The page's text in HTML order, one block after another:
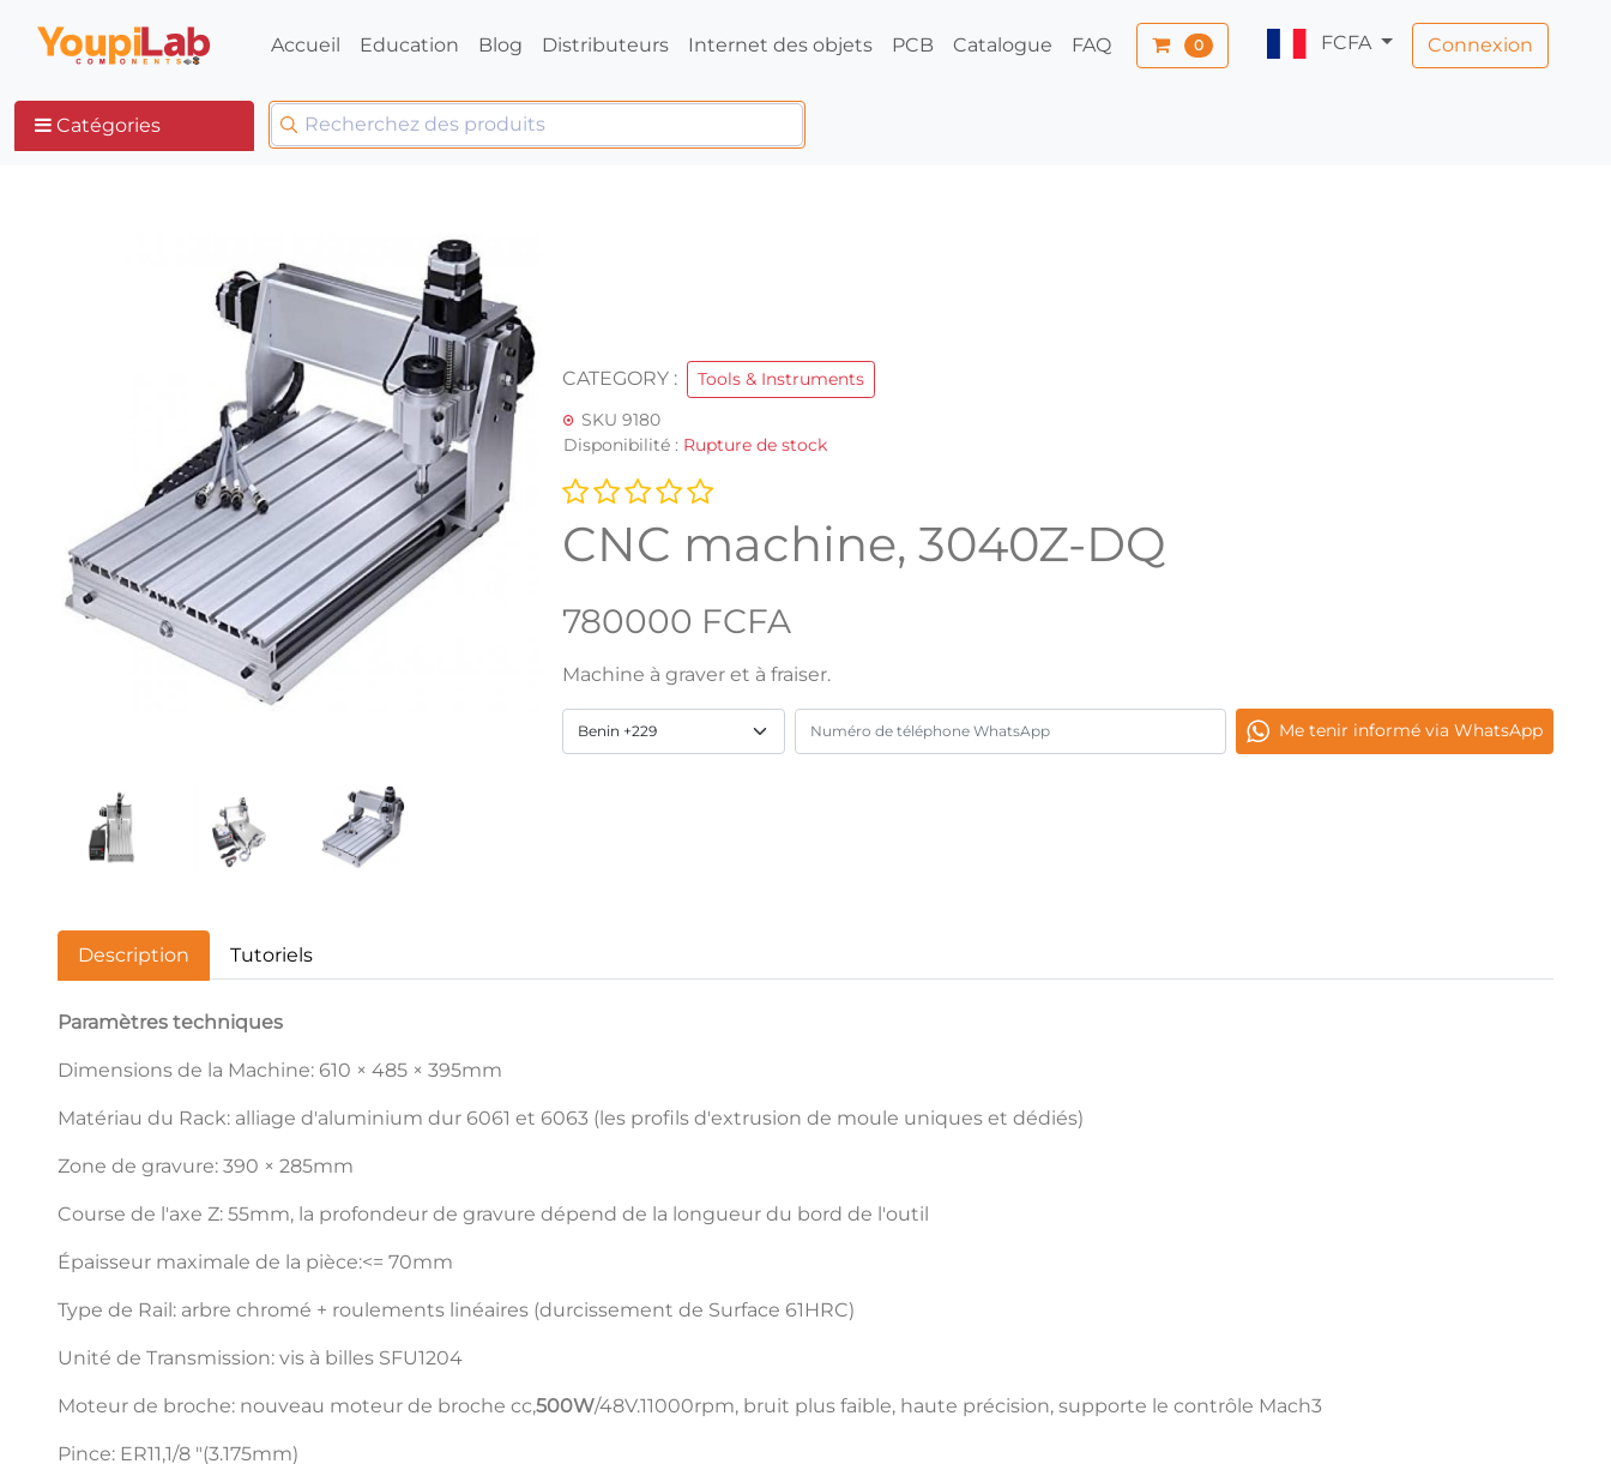
Accueil Education Blog Distributeurs Internet des objets PCB Catalogue FAQ 0 FCFA Connexion
Catégories
CATEGORY :
Tools & Instruments
SKU 9180
Disponibilité : Rupture de stock
CNC machine, 3040Z-DQ
780000 FCFA
Machine à graver et à fraiser.
Me tenir informé via WhatsApp
Description Tutoriels
Paramètres techniques
Dimensions de la Machine: 610 × 485 × 395mm
Matériau du Rack: alliage d'aluminium dur 6061 et 6063 (les profils d'extrusion de moule uniques et dédiés)
Zone de gravure: 390 × 285mm
Course de l'axe Z: 55mm, la profondeur de gravure dépend de la longueur du bord de l'outil
Épaisseur maximale de la pièce:<= 70mm
Type de Rail: arbre chromé + roulements linéaires (durcissement de Surface 61HRC)
Unité de Transmission: vis à billes SFU1204
Moteur de broche: nouveau moteur de broche cc,500W/48V.11000rpm, bruit plus faible, haute précision, supporte le contrôle Mach3
Pince: ER11,1/8 "(3.175mm)